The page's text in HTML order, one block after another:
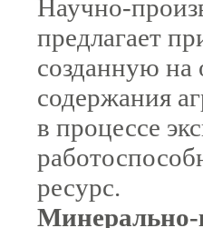
Научно-
пред­лагает
созданную на
содержания
в процессе
ресурс.